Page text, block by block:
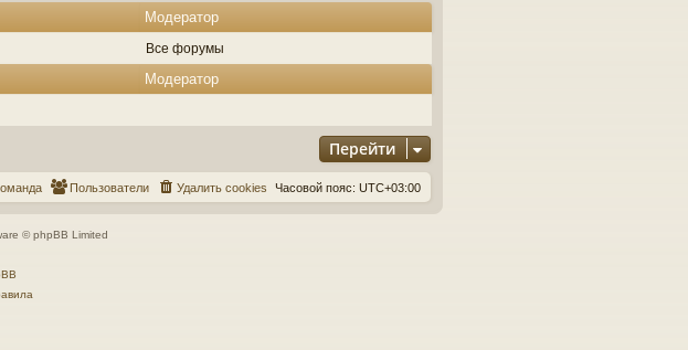
ия
Модератор
Все форумы
Модератор
Перейти
Часовой пояс: UTC+03:00
Удалить cookies
Пользователи
© phpBB Limited